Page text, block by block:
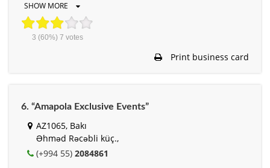
SHOW MORE
3 (60%) 7 votes
Print business card
6. “Amapola Exclusive Events”
AZ1065, Bakı
Əhməd Rəcəbli küç.,
(+994 55) 2084861